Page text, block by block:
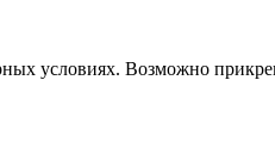
условиях. Возможно